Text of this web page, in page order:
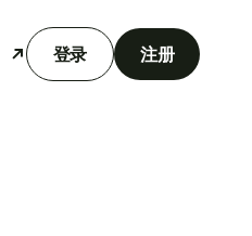
登录 注册